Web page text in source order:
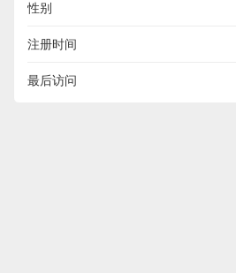
性别
注册时间
最后访问